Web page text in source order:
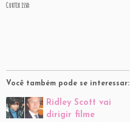
Curtir isso:
Você também pode se interessar:
Ridley Scott vai
dirigir filme